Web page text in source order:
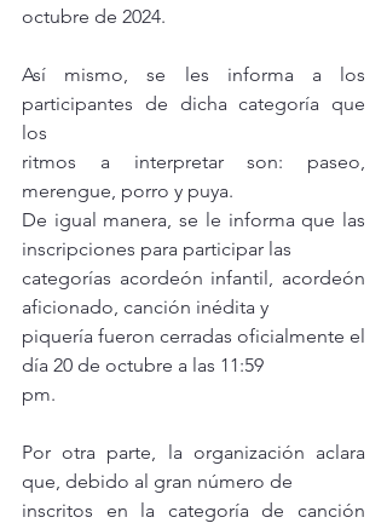
octubre de 2024.
Así mismo, se les informa a los
participantes de dicha categoría que
los
ritmos a interpretar son: paseo,
merengue, porro y puya.
De igual manera, se le informa que las
inscripciones para participar las
categorías acordeón infantil, acordeón
aficionado, canción inédita y
piquería fueron cerradas oficialmente el
día 20 de octubre a las 11:59
pm.
Por otra parte, la organización aclara
que, debido al gran número de
inscritos en la categoría de canción